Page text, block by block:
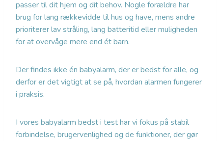
passer til dit hjem og dit behov. Nogle forældre har
brug for lang rækkevidde til hus og have, mens andre
prioriterer lav stråling, lang batteritid eller muligheden
for at overvåge mere end ét barn.
Der findes ikke én babyalarm, der er bedst for alle, og
derfor er det vigtigt at se på, hvordan alarmen fungerer
i praksis.
I vores babyalarm bedst i test har vi fokus på stabil
forbindelse, brugervenlighed og de funktioner, der gør